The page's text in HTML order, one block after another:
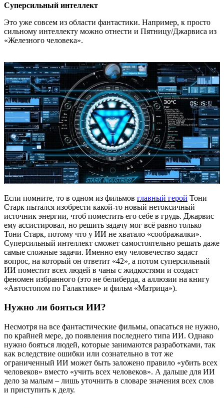
Суперсильный интеллект
Это уже совсем из области фантастики. Например, к просто
сильному интеллекту можно отнести и Пятницу/Джарвиса из
«Железного человека».
Если помните, то в одном из фильмов главный герой Тони
Старк пытался изобрести какой-то новый нетоксичный
источник энергии, чтоб поместить его себе в грудь. Джарвис
ему ассистировал, но решить задачу мог всё равно только
Тони Старк, потому что у ИИ не хватало «соображалки».
Суперсильный интеллект сможет самостоятельно решать даже
самые сложные задачи. Именно ему человечество задаст
вопрос, на который он ответит «42», а потом суперсильный
ИИ поместит всех людей в чаны с жидкостями и создаст
феномен избранного (это не белиберда, а аллюзии на книгу
«Автостопом по Галактике» и фильм «Матрица»).
Нужно ли бояться ИИ?
Несмотря на все фантастические фильмы, опасаться не нужно,
по крайней мере, до появления последнего типа ИИ. Однако
нужно бояться людей, которые занимаются разработками, так
как вследствие ошибки или сознательно в тот же
ограниченный ИИ может быть заложено правило «убить всех
человеков» вместо «учить всех человеков». А дальше для ИИ
дело за малым – лишь уточнить в словаре значения всех слов
и приступить к делу.